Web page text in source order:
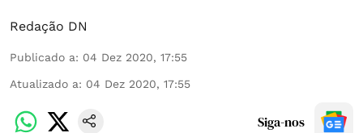
Redação DN
Publicado a: 04 Dez 2020, 17:55
Atualizado a: 04 Dez 2020, 17:55
Siga-nos